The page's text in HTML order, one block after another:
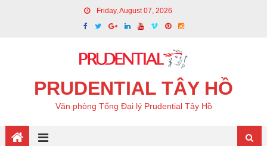
Friday, August 07, 2026
PRUDENTIAL TÂY HỒ
Văn phòng Tổng Đại lý Prudential Tây Hồ